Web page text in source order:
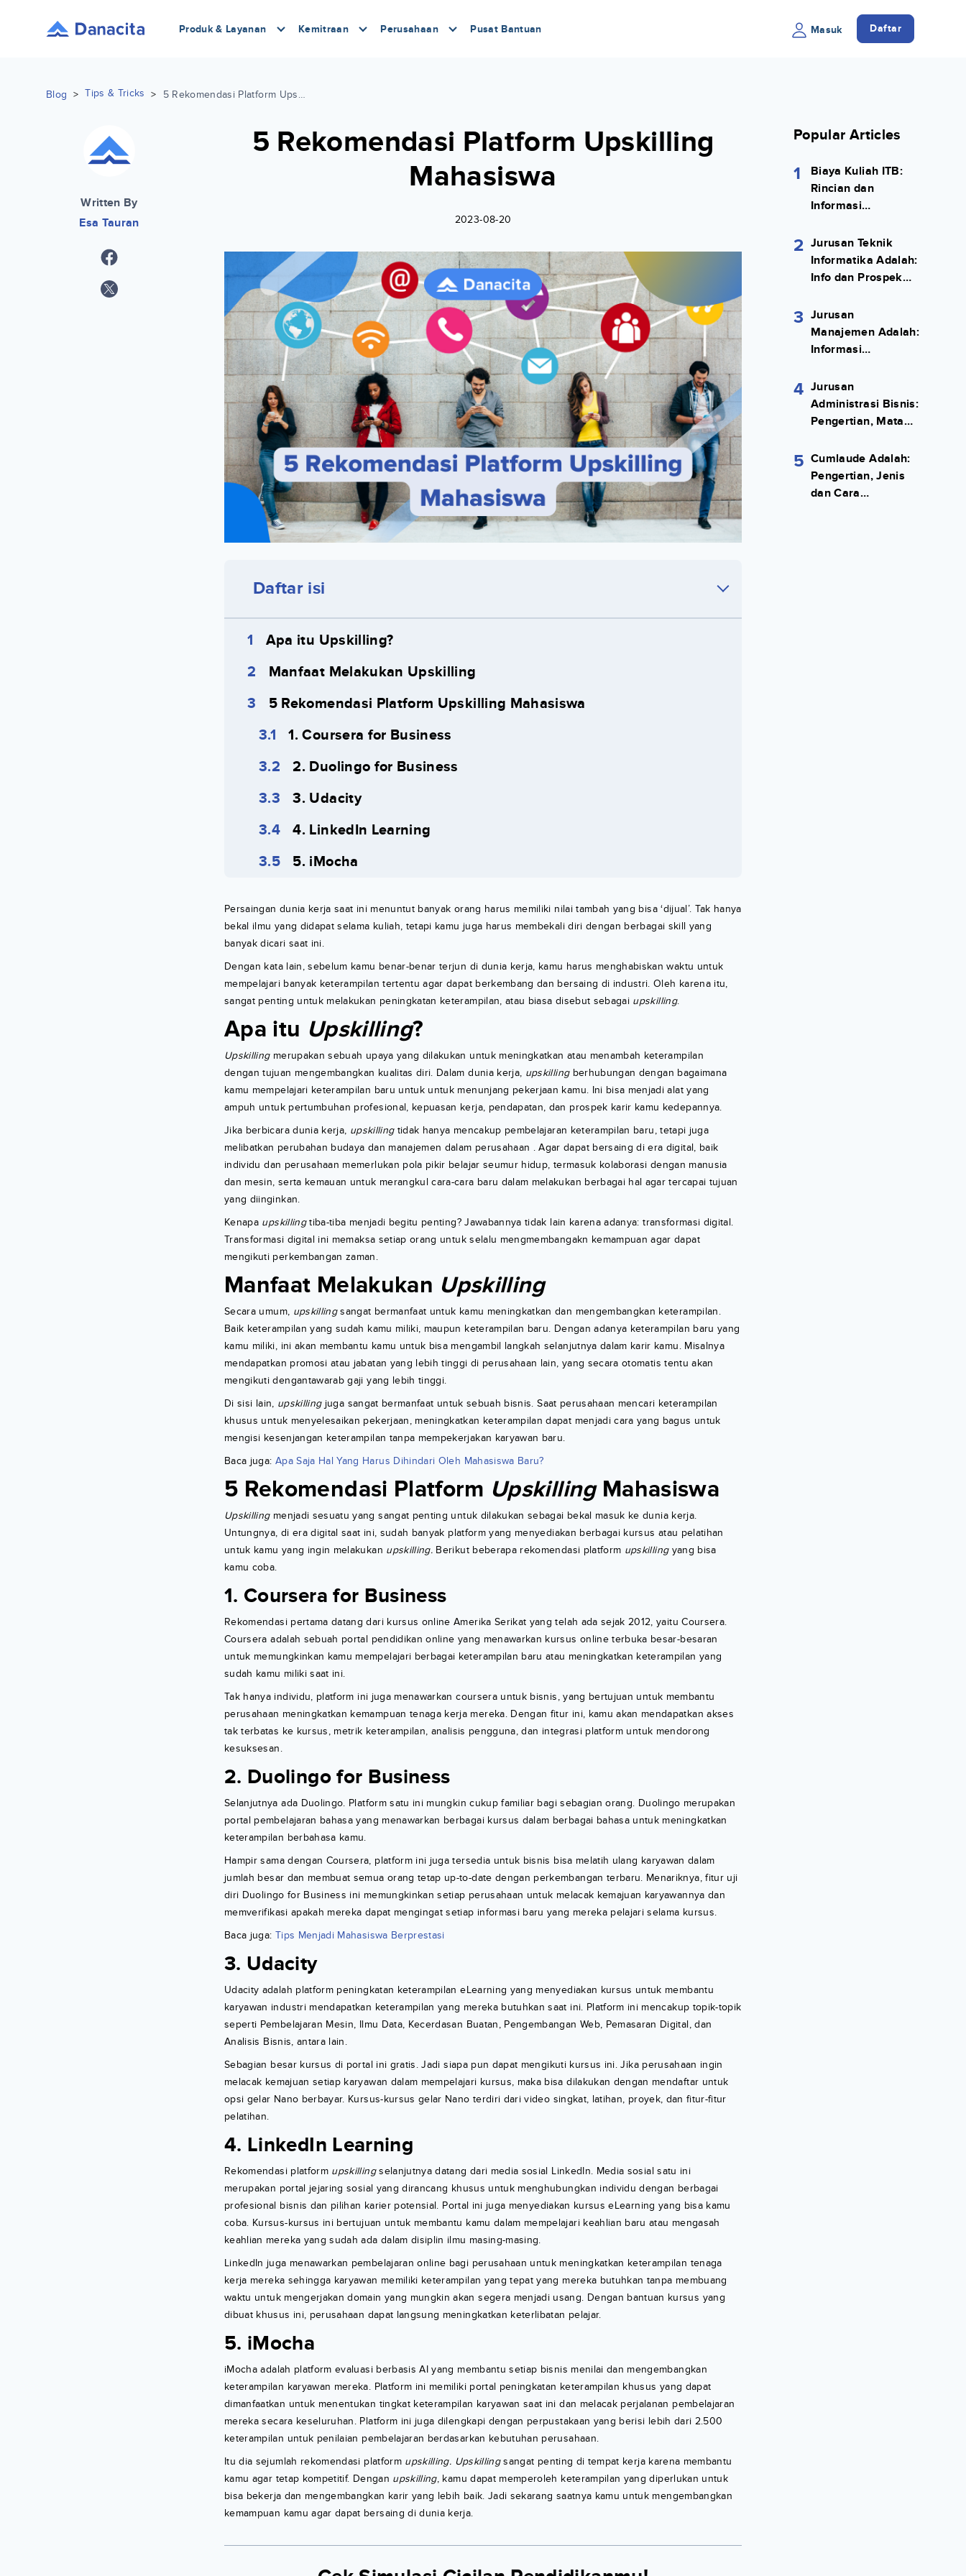
Produk & Layanan Kemitraan Perusahaan Pusat Bantuan Masuk Daftar
Blog > Tips & Tricks > 5 Rekomendasi Platform Upskilling Mahasiswa
Written By
Esa Tauran
5 Rekomendasi Platform Upskilling
Mahasiswa
2023-08-20
Daftar isi
Apa itu Upskilling?
Manfaat Melakukan Upskilling
5 Rekomendasi Platform Upskilling Mahasiswa
1. Coursera for Business
2. Duolingo for Business
3. Udacity
4. LinkedIn Learning
5. iMocha
Persaingan dunia kerja saat ini menuntut banyak orang harus memiliki nilai tambah yang bisa ‘dijual’. Tak hanya
bekal ilmu yang didapat selama kuliah, tetapi kamu juga harus membekali diri dengan berbagai skill yang
banyak dicari saat ini.
Dengan kata lain, sebelum kamu benar-benar terjun di dunia kerja, kamu harus menghabiskan waktu untuk
mempelajari banyak keterampilan tertentu agar dapat berkembang dan bersaing di industri. Oleh karena itu,
sangat penting untuk melakukan peningkatan keterampilan, atau biasa disebut sebagai upskilling.
Apa itu Upskilling?
Upskilling merupakan sebuah upaya yang dilakukan untuk meningkatkan atau menambah keterampilan
dengan tujuan mengembangkan kualitas diri. Dalam dunia kerja, upskillingberhubungan dengan bagaimana
kamu mempelajari keterampilan baru untuk untuk menunjang pekerjaan kamu. Ini bisa menjadi alat yang
ampuh untuk pertumbuhan profesional, kepuasan kerja, pendapatan, dan prospek karir kamu kedepannya.
Jika berbicara dunia kerja, upskilling tidak hanya mencakup pembelajaran keterampilan baru, tetapi juga
melibatkan perubahan budaya dan manajemen dalam perusahaan . Agar dapat bersaing di era digital, baik
individu dan perusahaan memerlukan pola pikir belajar seumur hidup, termasuk kolaborasi dengan manusia
dan mesin, serta kemauan untuk merangkul cara-cara baru dalam melakukan berbagai hal agar tercapai tujuan
yang diinginkan.
Kenapa upskillingtiba-tiba menjadi begitu penting? Jawabannya tidak lain karena adanya: transformasi digital.
Transformasi digital ini memaksa setiap orang untuk selalu mengmembangakn kemampuan agar dapat
mengikuti perkembangan zaman.
Manfaat Melakukan Upskilling
Secara umum, upskillingsangat bermanfaat untuk kamu meningkatkan dan mengembangkan keterampilan.
Baik keterampilan yang sudah kamu miliki, maupun keterampilan baru. Dengan adanya keterampilan baru yang
kamu miliki, ini akan membantu kamu untuk bisa mengambil langkah selanjutnya dalam karir kamu. Misalnya
mendapatkan promosi atau jabatan yang lebih tinggi di perusahaan lain, yang secara otomatis tentu akan
mengikuti dengantawarab gaji yang lebih tinggi.
Di sisi lain, upskillingjuga sangat bermanfaat untuk sebuah bisnis. Saat perusahaan mencari keterampilan
khusus untuk menyelesaikan pekerjaan, meningkatkan keterampilan dapat menjadi cara yang bagus untuk
mengisi kesenjangan keterampilan tanpa mempekerjakan karyawan baru.
Baca juga: Apa Saja Hal Yang Harus Dihindari Oleh Mahasiswa Baru?
5 Rekomendasi Platform Upskilling Mahasiswa
Upskillingmenjadi sesuatu yang sangat penting untuk dilakukan sebagai bekal masuk ke dunia kerja.
Untungnya, di era digital saat ini, sudah banyak platform yang menyediakan berbagai kursus atau pelatihan
untuk kamu yang ingin melakukan upskilling. Berikut beberapa rekomendasi platform upskillingyang bisa
kamu coba.
1. Coursera for Business
Rekomendasi pertama datang dari kursus online Amerika Serikat yang telah ada sejak 2012, yaitu Coursera.
Coursera adalah sebuah portal pendidikan online yang menawarkan kursus online terbuka besar-besaran
untuk memungkinkan kamu mempelajari berbagai keterampilan baru atau meningkatkan keterampilan yang
sudah kamu miliki saat ini.
Tak hanya individu, platform ini juga menawarkan coursera untuk bisnis, yang bertujuan untuk membantu
perusahaan meningkatkan kemampuan tenaga kerja mereka. Dengan fitur ini, kamu akan mendapatkan akses
tak terbatas ke kursus, metrik keterampilan, analisis pengguna, dan integrasi platform untuk mendorong
kesuksesan.
2. Duolingo for Business
Selanjutnya ada Duolingo. Platform satu ini mungkin cukup familiar bagi sebagian orang. Duolingo merupakan
portal pembelajaran bahasa yang menawarkan berbagai kursus dalam berbagai bahasa untuk meningkatkan
keterampilan berbahasa kamu.
Hampir sama dengan Coursera, platform ini juga tersedia untuk bisnis bisa melatih ulang karyawan dalam
jumlah besar dan membuat semua orang tetap up-to-date dengan perkembangan terbaru. Menariknya, fitur uji
diri Duolingo for Business ini memungkinkan setiap perusahaan untuk melacak kemajuan karyawannya dan
memverifikasi apakah mereka dapat mengingat setiap informasi baru yang mereka pelajari selama kursus.
Baca juga: Tips Menjadi Mahasiswa Berprestasi
3. Udacity
Udacity adalah platform peningkatan keterampilan eLearning yang menyediakan kursus untuk membantu
karyawan industri mendapatkan keterampilan yang mereka butuhkan saat ini. Platform ini mencakup topik-topik
seperti Pembelajaran Mesin, Ilmu Data, Kecerdasan Buatan, Pengembangan Web, Pemasaran Digital, dan
Analisis Bisnis, antara lain.
Sebagian besar kursus di portal ini gratis. Jadi siapa pun dapat mengikuti kursus ini. Jika perusahaan ingin
melacak kemajuan setiap karyawan dalam mempelajari kursus, maka bisa dilakukan dengan mendaftar untuk
opsi gelar Nano berbayar. Kursus-kursus gelar Nano terdiri dari video singkat, latihan, proyek, dan fitur-fitur
pelatihan.
4. LinkedIn Learning
Rekomendasi platform upskillingselanjutnya datang dari media sosial LinkedIn. Media sosial satu ini
merupakan portal jejaring sosial yang dirancang khusus untuk menghubungkan individu dengan berbagai
profesional bisnis dan pilihan karier potensial. Portal ini juga menyediakan kursus eLearning yang bisa kamu
coba. Kursus-kursus ini bertujuan untuk membantu kamu dalam mempelajari keahlian baru atau mengasah
keahlian mereka yang sudah ada dalam disiplin ilmu masing-masing.
LinkedIn juga menawarkan pembelajaran online bagi perusahaan untuk meningkatkan keterampilan tenaga
kerja mereka sehingga karyawan memiliki keterampilan yang tepat yang mereka butuhkan tanpa membuang
waktu untuk mengerjakan domain yang mungkin akan segera menjadi usang. Dengan bantuan kursus yang
dibuat khusus ini, perusahaan dapat langsung meningkatkan keterlibatan pelajar.
5. iMocha
iMocha adalah platform evaluasi berbasis AI yang membantu setiap bisnis menilai dan mengembangkan
keterampilan karyawan mereka. Platform ini memiliki portal peningkatan keterampilan khusus yang dapat
dimanfaatkan untuk menentukan tingkat keterampilan karyawan saat ini dan melacak perjalanan pembelajaran
mereka secara keseluruhan. Platform ini juga dilengkapi dengan perpustakaan yang berisi lebih dari 2.500
keterampilan untuk penilaian pembelajaran berdasarkan kebutuhan perusahaan.
Itu dia sejumlah rekomendasi platform upskilling. Upskillingsangat penting di tempat kerja karena membantu
kamu agar tetap kompetitif. Dengan upskilling, kamu dapat memperoleh keterampilan yang diperlukan untuk
bisa bekerja dan mengembangkan karir yang lebih baik. Jadi sekarang saatnya kamu untuk mengembangkan
kemampuan kamu agar dapat bersaing di dunia kerja.
Popular Articles
1
Biaya Kuliah ITB:
Rincian dan
Informasi
2 Jurusan Teknik
Informatika Adalah:
Info dan Prospek
3 Jurusan
Manajemen Adalah:
Informasi
4 Jurusan
Administrasi Bisnis:
Pengertian, Mata
Kerja Lengkap
5 Cumlaude Adalah:
Pengertian, Jenis
dan Cara